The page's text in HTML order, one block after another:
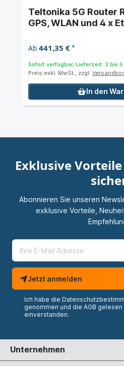
Teltonika 5G Router
GPS, WLAN und 4 x
Ab 441,35 €*
Sofort verfügbar, Lieferzeit: 3 bis
Preis exkl. MwSt., zzgl.
In den
Exklusive
Abonnieren Sie unseren
exklusive Vorteile,
Jetzt anmelden
Ich habe die
genommen und die AGB gelesen
einverstanden.
Unternehmen